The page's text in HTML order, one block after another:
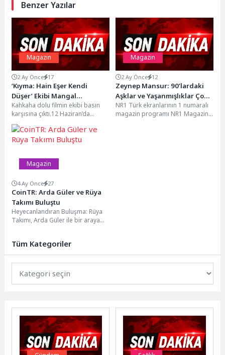
Benzer Yazılar
Magazin
2 Ay Önce 17
‘Kıyma: Hain Eşer Kendi
Düşer’ Ekibi Mangal
Partisinde Basınla Buluştu
Kahkaha dolu filmin ekibi basın
karşısına çıktı.12 Haziran’da
vizyona girecek olan “Kıyma: Hain
Eşer Kendi...
Magazin
2 Ay Önce 12
Zeynep Mansur: 90’lardaki
Aşklar ve Yaşanmışlıklar Çok
Daha Güçlüydü
NR1 Türk ekranlarının 1 numaralı
magazin programı NR1 Magazin,
Magazin
4 Ay Önce 27
CoinTR: Arda Güler ve Rüya
Takımı Buluştu
Heyecanlandıran Buluşma: Rüya
Takımı, Arda Güler ile bir araya
Tüm Kategoriler